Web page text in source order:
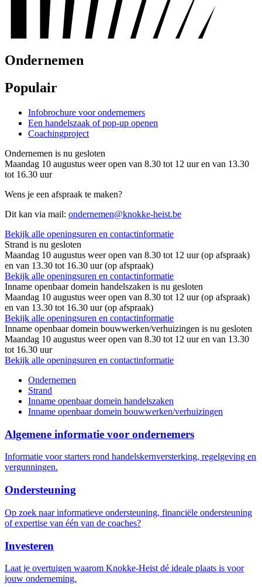
Ondernemen
Populair
Infobrochure voor ondernemers
Een handelszaak of pop-up openen
Coachingproject
Ondernemen is nu gesloten
Maandag 10 augustus weer open van 8.30 tot 12 uur en van 13.30
tot 16.30 uur
Wens je een afspraak te maken?
Dit kan via mail: ondernemen@knokke-heist.be
Bekijk alle openingsuren en contactinformatie
Strand is nu gesloten
Maandag 10 augustus weer open van 8.30 tot 12 uur (op afspraak)
en van 13.30 tot 16.30 uur (op afspraak)
Bekijk alle openingsuren en contactinformatie
Inname openbaar domein handelszaken is nu gesloten
Maandag 10 augustus weer open van 8.30 tot 12 uur (op afspraak)
en van 13.30 tot 16.30 uur (op afspraak)
Bekijk alle openingsuren en contactinformatie
Inname openbaar domein bouwwerken/verhuizingen is nu gesloten
Maandag 10 augustus weer open van 8.30 tot 12 uur en van 13.30
tot 16.30 uur
Bekijk alle openingsuren en contactinformatie
Ondernemen
Strand
Inname openbaar domein handelszaken
Inname openbaar domein bouwwerken/verhuizingen
Algemene informatie voor ondernemers
Informatie voor starters rond handelskernversterking, regelgeving en
vergunningen.
Ondersteuning
Op zoek naar informatieve ondersteuning, financiële ondersteuning
of expertise van één van de coaches?
Investeren
Laat je overtuigen waarom Knokke-Heist dé ideale plaats is voor
jouw onderneming.